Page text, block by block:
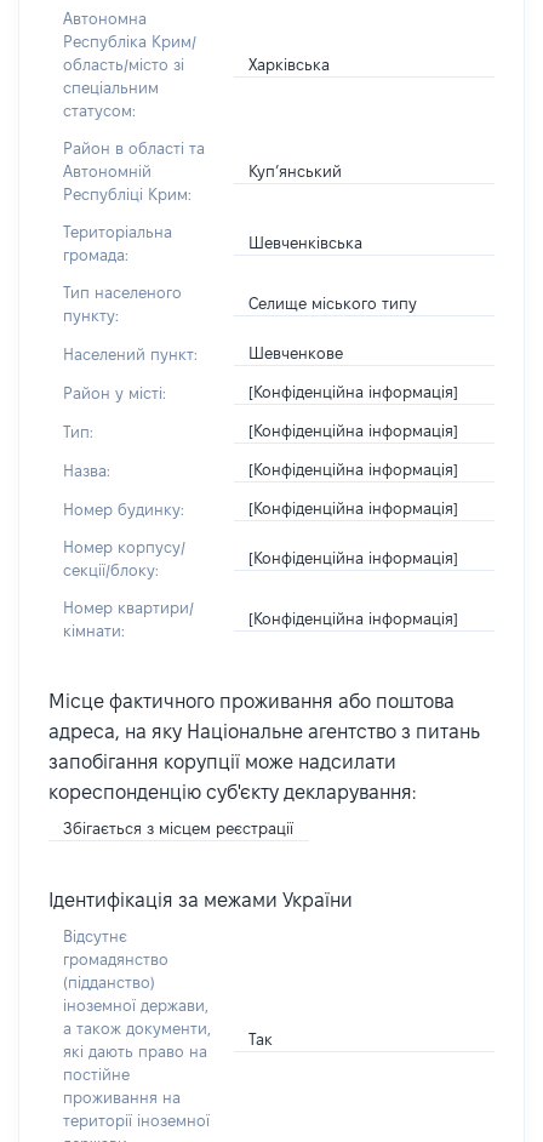
Автономна
Республіка Крим/
область/місто зі
спеціальним
статусом:
Харківська
Район в області та
Автономній
Республіці Крим:
Куп’янський
Територіальна
громада:
Шевченківська
Тип населеного
пункту:
Селище міського типу
Населений пункт: Шевченкове
Район у місті: [Конфіденційна інформація]
Тип: [Конфіденційна інформація]
Назва: [Конфіденційна інформація]
Номер будинку: [Конфіденційна інформація]
Номер корпусу/
секції/блоку:
[Конфіденційна інформація]
Номер квартири/
кімнати:
[Конфіденційна інформація]
Місце фактичного проживання або поштова
адреса, на яку Національне агентство з питань
запобігання корупції може надсилати
кореспонденцію суб'єкту декларування:
Збігається з місцем реєстрації
Ідентифікація за межами України
Відсутнє
громадянство
(підданство)
іноземної держави,
а також документи,
які дають право на
постійне
проживання на
території іноземної
Так